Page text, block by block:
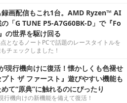
録画配信もこれ1台。AMD Ryzen™ AI
「G TUNE P5-A7G60BK-D」で『Fo
の世界を駆け回る
となるノートPCで話題のレースタイトルを
チェックしました！
現行機向けに復活！懐かしくも色褪せ
ト ザ ファースト』遊びやすい機能も
て“原典”に触れるのにぴったり
行機向けの新機能を備えて復活！